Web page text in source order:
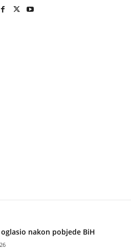
nakon pobjede BiH